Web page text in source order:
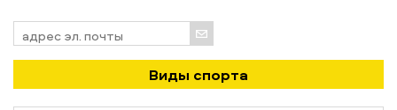
Виды спорта